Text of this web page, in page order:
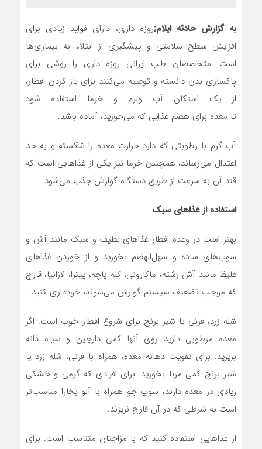
به گزارش حادثه ایلام;روزه داری، دارای فواید زیادی برای
افزایش سطح سلامتی و پیشگیری از ابتلاء به بیماری‌ها
است. متخصصان طب ایرانی روزه داری را روشی برای
پاکسازی بدن دانسته و توصیه می‌کنند برای باز کردن افطار،
از یک استکان آب ولرم و خرما استفاده شود
تا معده برای هضم غذایی که می‌خورید، آماده باشد.
آب گرم با رطوبتی که دارد حرارت معده را شکسته و به حد
اعتدال می‌رساند، همچنین خرما نیز یکی از غذاهایی است که
قند آن به سرعت از طریق دستگاه گوارش جذب می‌شود.
استفاده از غذاهای سبک
بهتر است در وعده افطار غذاهای لطیف و سبک مانند آش و
سوپ‌های ساده و سهل‌الهضم بخورید و از خوردن غذاهای
غلیظ مانند آش رشته، ماکارونی، کله پاچه، پیتزا، لازانیا، قارچ
که موجب تضعیف سیستم گوارش می‌شوند، خودداری کنید.
شله زرد، فرنی یا شیر برنج برای شروع افطار خوب است. اگر
معده مرطوبی دارید روی آنها کمی دارچین و سیاه دانه
بریزید. برای تقویت دهانه معده، همراه با فرنی، شله زرد یا
شیر برنج کمی مربا بخورید. برای افرادی که گرمی و خشکی
زیادی در معده دارند، سوپ جو همراه با آلو بخارا مناسب‌تر
است به شرطی که در آن قارچ نریزند.
از غذاهایی استفاده کنید که با مزاجتان متناسب است. برای